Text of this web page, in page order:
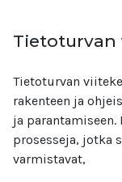
Tietoturvan
Tietoturvan
rakenteen ja
ja
prosesseja, jotka
varmistavat,